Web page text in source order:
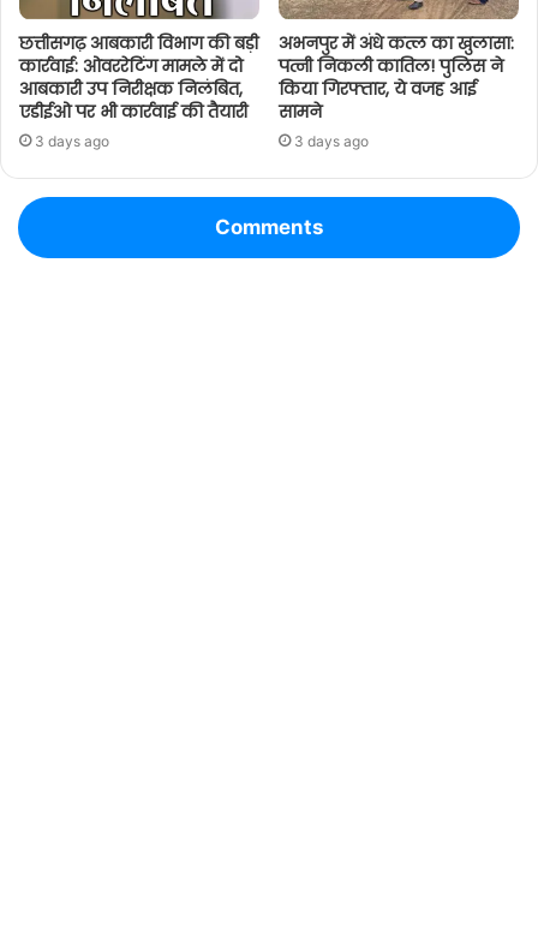
छत्तीसगढ़ आबकारी विभाग की बड़ी
कार्रवाई: ओवररेटिंग मामले में दो
आबकारी उप निरीक्षक निलंबित,
एडीईओ पर भी कार्रवाई की तैयारी
3 days ago
अभनपुर में अंधे कत्ल का खुलासा:
पत्नी निकली कातिल! पुलिस ने
किया गिरफ्तार, ये वजह आई
सामने
3 days ago
Comments